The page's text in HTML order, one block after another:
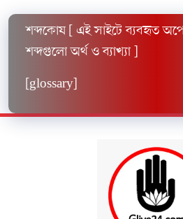
শব্দকোষ [ এই সাইটে ব্যবহৃত
শব্দগুলো অর্থ ও ব্যাখ্যা ]
[glossary]